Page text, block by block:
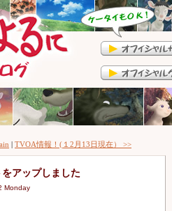
| TVOA情報！(１2月13日現在） >>
アップしました
Monday